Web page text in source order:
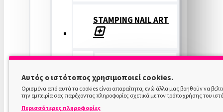
STAMPING NAIL ART
COLOR
Αυτός ο ιστότοπος χρησιμοποιεί cookies.
Ορισμένα από αυτά τα cookies είναι απαραίτητα, ενώ άλλα μας βοηθούν να
την εμπειρία σας παρέχοντας πληροφορίες σχετικά με τον τρόπο χρήσης του
Περισσότερες πληροφορίες